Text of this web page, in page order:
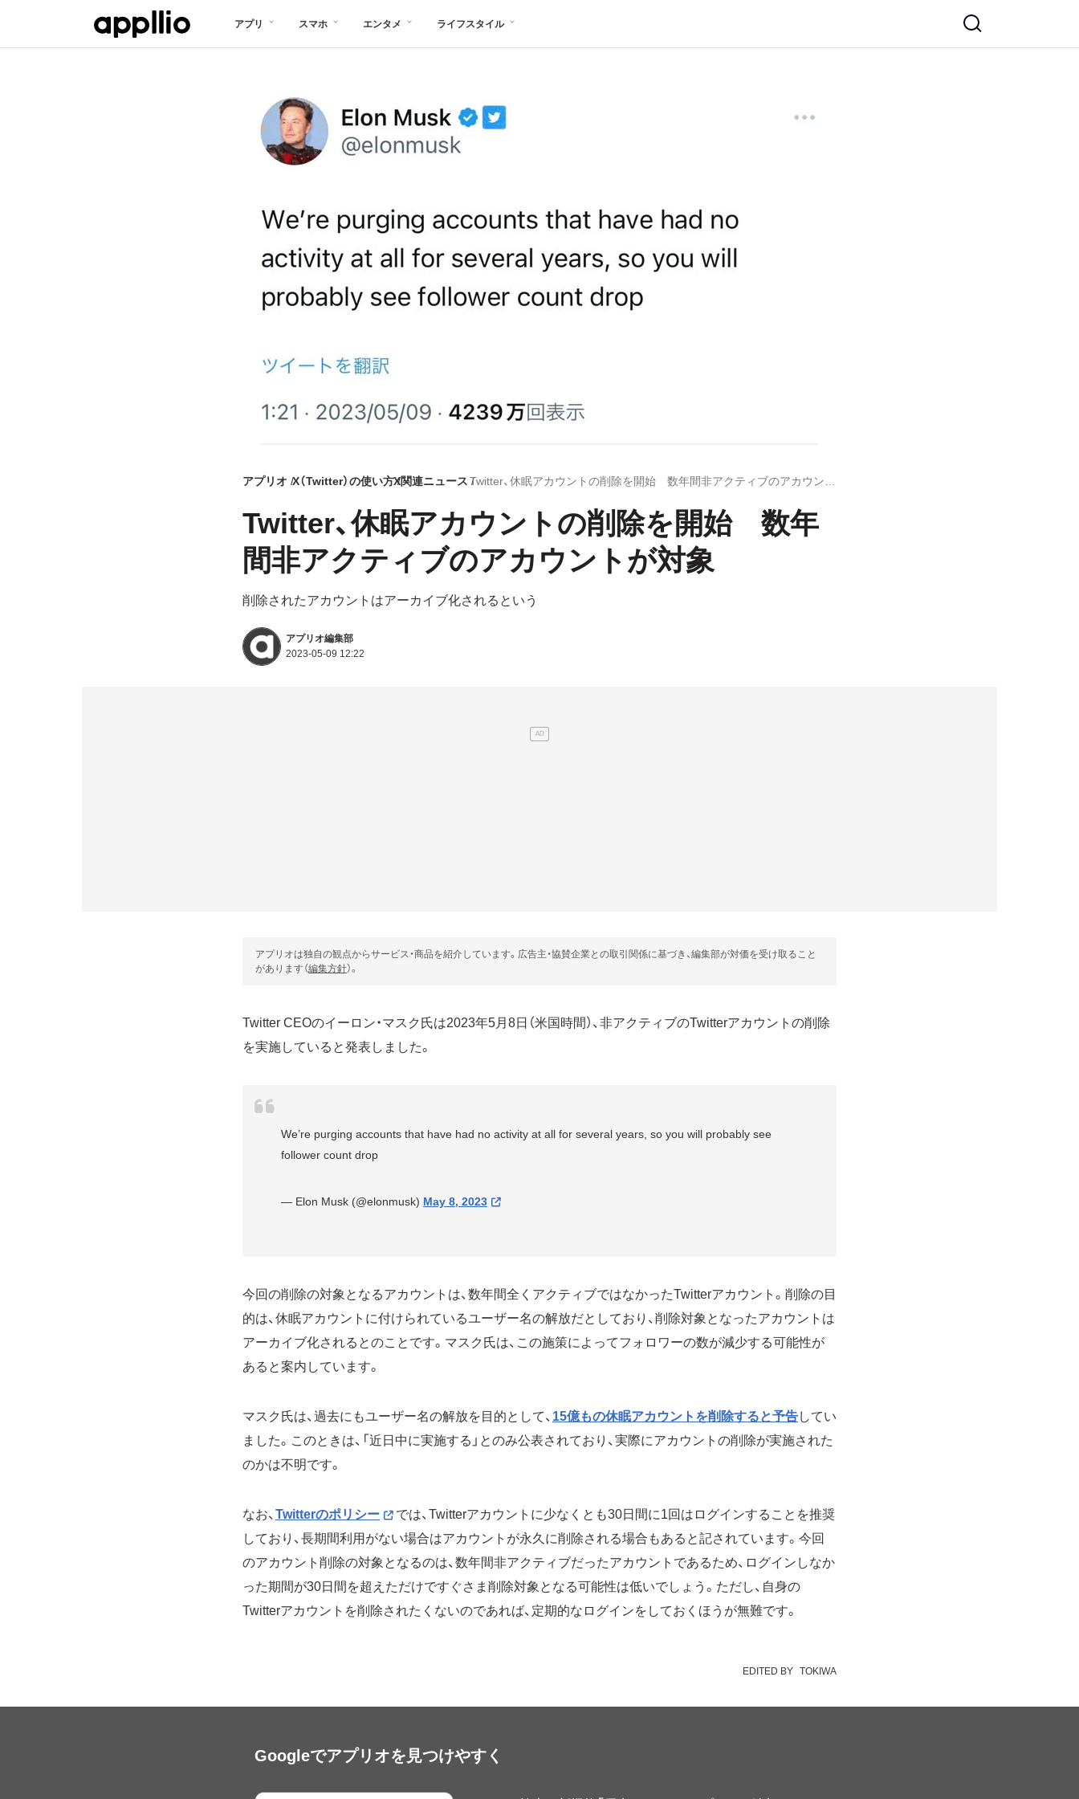
アプリ スマホ エンタメ ライフスタイル
アプリオ X（Twitter）の使い方X関連ニュース
Twitter、休眠アカウントの削除を開始 数年
間非アクティブのアカウントが対象
削除されたアカウントはアーカイブ化されるという
アプリオ編集部
2023-05-09 12:22
アプリオは独自の観点からサービス・商品を紹介しています。広告主・協賛企業との取引関係に基づき、編集部が対価を受け取ること
があります（編集方針）。
Twitter CEOのイーロン・マスク氏は2023年5月8日（米国時間）、非アクティブのTwitterアカウントの削除
を実施していると発表しました。
We’re purging accounts that have had no activity at all for several years, so you will probably see
follower count drop
— Elon Musk (@elonmusk) May 8, 2023
今回の削除の対象となるアカウントは、数年間全くアクティブではなかったTwitterアカウント。削除の目
的は、休眠アカウントに付けられているユーザー名の解放だとしており、削除対象となったアカウントは
アーカイブ化されるとのことです。マスク氏は、この施策によってフォロワーの数が減少する可能性が
あると案内しています。
マスク氏は、過去にもユーザー名の解放を目的として、 15億もの休眠アカウントを削除すると予告してい
ました。このときは、「近日中に実施する」とのみ公表されており、実際にアカウントの削除が実施された
のかは不明です。
なお、 Twitterのポリシー
では、Twitterアカウントに少なくとも30日間に1回はログインすることを推奨
しており、長期間利用がない場合はアカウントが永久に削除される場合もあると記されています。今回
のアカウント削除の対象となるのは、数年間非アクティブだったアカウントであるため、ログインしなか
った期間が30日間を超えただけですぐさま削除対象となる可能性は低いでしょう。ただし、自身の
Twitterアカウントを削除されたくないのであれば、定期的なログインをしておくほうが無難です。
EDITED BY TOKIWA
Googleでアプリオを見つけやすく